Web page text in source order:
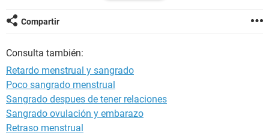
muchos ruidos estomacales, cabe decir que tengo un peso
muy bajo y que bajé un kilo hace unas semanas.
presentarla.
No entiendo qué es lo que me está pasando y estoy bastante
preocupada por esta situación.
Espero pueda ayudarme.
Compartir
Consulta también:
Retardo menstrual y sangrado
Poco sangrado menstrual
Sangrado despues de tener relaciones
Sangrado ovulación y embarazo
Retraso menstrual